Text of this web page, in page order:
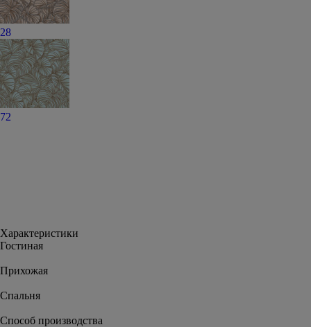
28
72
Характеристики
Гостиная
Прихожая
Спальня
Способ производства